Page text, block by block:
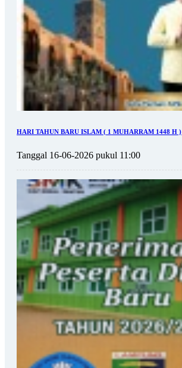
HARI TAHUN BARU ISLAM ( 1 MUHARRAM 1448 H )
Tanggal 16-06-2026 pukul 11:00